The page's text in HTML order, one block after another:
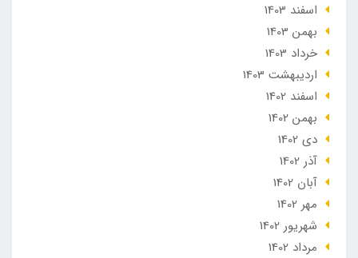
اسفند 1403
بهمن 1403
خرداد 1403
ارديبهشت 1403
اسفند 1402
بهمن 1402
دی 1402
آذر 1402
آبان 1402
مهر 1402
شهریور 1402
مرداد 1402